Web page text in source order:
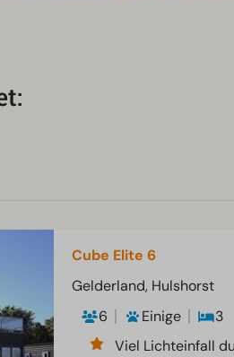
Cube Elite 6
Gelderland, Hulshorst
6
Einige
3
Viel Lichteinfall